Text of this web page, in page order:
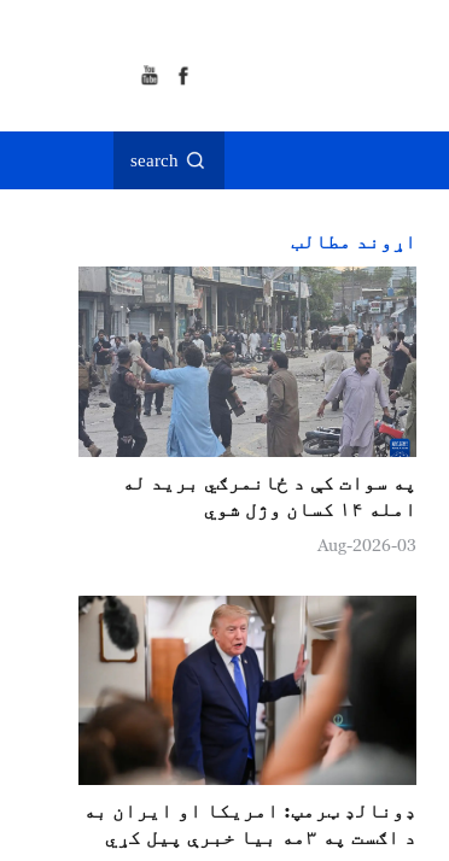
search
اړوند مطالب
په سوات کې د ځانمرګي برید له
امله ۱۴ کسان وژل شوي
03-Aug-2026
ډونالډ ټرمپ: امريکا او ايران به
د اګست په ۳مه بیا خبرې پیل کړي